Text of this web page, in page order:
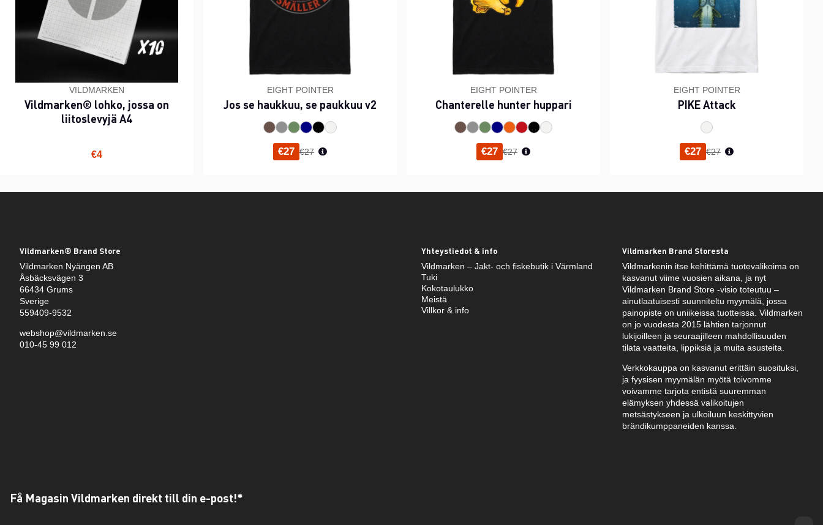
VILDMARKEN
Vildmarken® lohko, jossa on
liitoslevyjä A4
€4
EIGHT POINTER
Jos se haukkuu, se paukkuu v2
€27 Normaali hinta
€27
EIGHT POINTER
Chanterelle hunter huppari
€27 Normaali hinta
€27
EIGHT POINTER
PIKE Attack
€27 Normaali hinta
€27
Vildmarken® Brand Store
Vildmarken Nyängen AB
Åsbäcksvägen 3
66434 Grums
Sverige
559409-9532
webshop@vildmarken.se
010-45 99 012
Yhteystiedot & info
Vildmarken – Jakt- och fiskebutik i Värmland
Tuki
Kokotaulukko
Meistä
Villkor & info
Vildmarken Brand Storesta
Vildmarkenin itse kehittämä tuotevalikoima on
kasvanut viime vuosien aikana, ja nyt
Vildmarken Brand Store -visio toteutuu –
ainutlaatuisesti suunniteltu myymälä, jossa
painopiste on uniikeissa tuotteissa. Vildmarken
on jo vuodesta 2015 lähtien tarjonnut
lukijoilleen ja seuraajilleen mahdollisuuden
tilata vaatteita, lippiksiä ja muita asusteita.
Verkkokauppa on kasvanut erittäin suosituksi,
ja fyysisen myymälän myötä toivomme
voivamme tarjota entistä suuremman
elämyksen yhdessä valikoitujen
metsästykseen ja ulkoiluun keskittyvien
brändikumppaneiden kanssa.
Få Magasin Vildmarken direkt till din e-post!*